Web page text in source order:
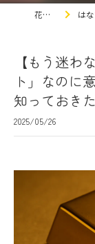
花ちゃんの豆知識 はなちゃんの
【もう迷わ
ト」なのに
知っておき
2025/05/26